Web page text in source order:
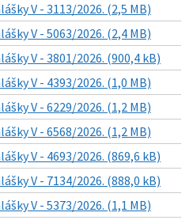
V - 3113/2026. (2,5 MB)
V - 5063/2026. (2,4 MB)
V - 3801/2026. (900,4 kB)
V - 4393/2026. (1,0 MB)
V - 6229/2026. (1,2 MB)
V - 6568/2026. (1,2 MB)
V - 4693/2026. (869,6 kB)
V - 7134/2026. (888,0 kB)
V - 5373/2026. (1,1 MB)